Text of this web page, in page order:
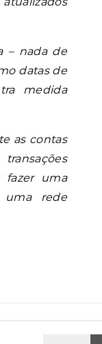
– nada de
datas de
medida
as contas
fazer uma
uma rede